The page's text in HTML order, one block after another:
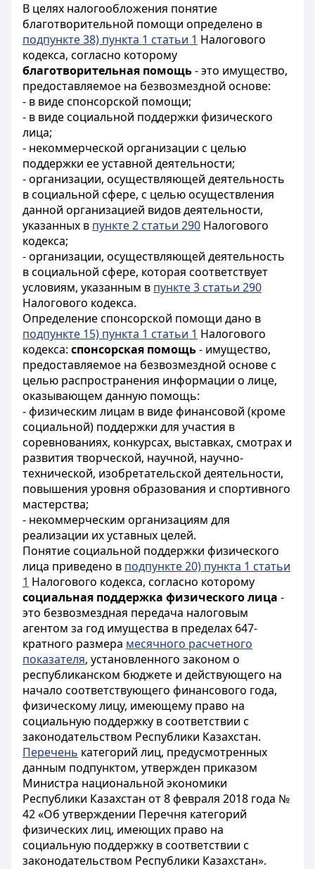
В целях налогообложения понятие
благотворительной помощи определено в
подпункте 38) пункта 1 статьи 1 Налогового
кодекса, согласно которому
благотворительная помощь- это имущество,
предоставляемое на безвозмездной основе:
- в виде спонсорской помощи;
- в виде социальной поддержки физического
лица;
- некоммерческой организации с целью
поддержки ее уставной деятельности;
- организации, осуществляющей деятельность
в социальной сфере, с целью осуществления
данной организацией видов деятельности,
указанных в пункте 2 статьи 290 Налогового
кодекса;
- организации, осуществляющей деятельность
в социальной сфере, которая соответствует
условиям, указанным в пункте 3 статьи 290
Налогового кодекса.
Определение спонсорской помощи дано в
подпункте 15) пункта 1 статьи 1 Налогового
кодекса: спонсорская помощь- имущество,
предоставляемое на безвозмездной основе с
целью распространения информации о лице,
оказывающем данную помощь:
- физическим лицам в виде финансовой (кроме
социальной) поддержки для участия в
соревнованиях, конкурсах, выставках, смотрах и
развития творческой, научной, научно-
технической, изобретательской деятельности,
повышения уровня образования и спортивного
мастерства;
- некоммерческим организациям для
реализации их уставных целей.
Понятие социальной поддержки физического
лица приведено в подпункте 20) пункта 1 статьи
1 Налогового кодекса, согласно которому
социальная поддержка физического лица -
это безвозмездная передача налоговым
агентом за год имущества в пределах 647-
кратного размера месячного расчетного
показателя, установленного законом о
республиканском бюджете и действующего на
начало соответствующего финансового года,
физическому лицу, имеющему право на
социальную поддержку в соответствии с
законодательством Республики Казахстан.
Перечень категорий лиц, предусмотренных
данным подпунктом, утвержден приказом
Министра национальной экономики
Республики Казахстан от 8 февраля 2018 года №
42 «Об утверждении Перечня категорий
физических лиц, имеющих право на
социальную поддержку в соответствии с
законодательством Республики Казахстан».